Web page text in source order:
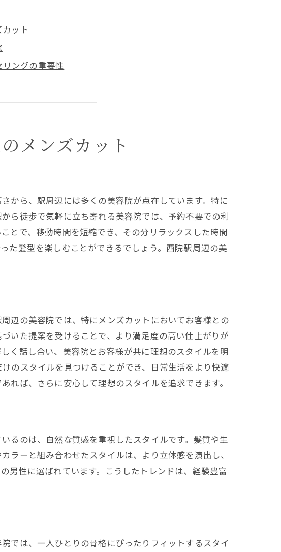
ット
ングの重要性
ンド
る自分らしさ
ズカット
メンズカット
から、駅周辺には多くの美容院が点在しています。特に
ら徒歩で気軽に立ち寄れる美容院では、予約不要での利
とで、移動時間を短縮でき、その分リラックスした時間
た髪型を楽しむことができるでしょう。西院駅周辺の美
辺の美容院では、特にメンズカットにおいてお客様との
いた提案を受けることで、より満足度の高い仕上がりが
く話し合い、美容院とお客様が共に理想のスタイルを明
のスタイルを見つけることができ、日常生活をより快適
れば、さらに安心して理想のスタイルを追求できます。
るのは、自然な質感を重視したスタイルです。髪質や生
ラーと組み合わせたスタイルは、より立体感を演出し、
男性に選ばれています。こうしたトレンドは、経験豊富
では、一人ひとりの骨格にぴったりフィットするスタイ